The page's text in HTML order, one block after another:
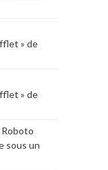
» de
» de
sous un